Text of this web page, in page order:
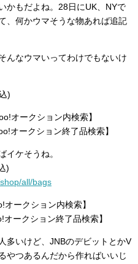
かもだよね。28日にUK、NYで
、何かウマそうな物あれば追記
んなウマいってわけでもないけ
)
オークション内検索】
オークション終了品検索】
イケそうね。
)
all/bags
オークション内検索】
オークション終了品検索】
多いけど、JNBのデビットとかV
やつあるんだから作ればいいじ